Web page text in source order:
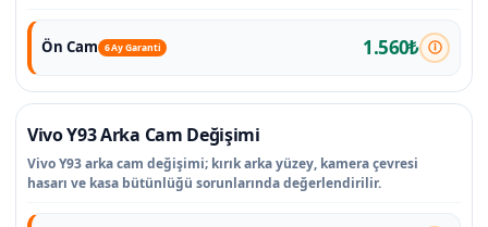
Ön Cam 6 Ay Garanti 1.560₺
Vivo Y93 Arka Cam Değişimi
Vivo Y93 arka cam değişimi; kırık arka yüzey, kamera çevresi
hasarı ve kasa bütünlüğü sorunlarında değerlendirilir.